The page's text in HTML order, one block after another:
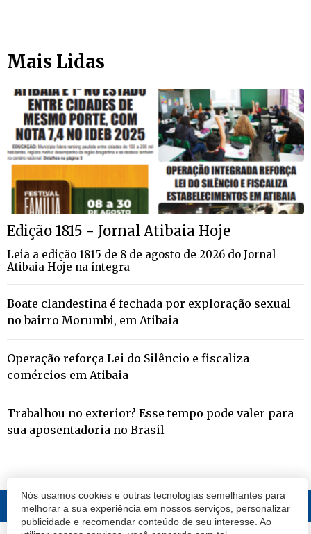
Nós usamos cookies e outras tecnologias semelhantes para
melhorar a sua experiência em nossos serviços, personalizar
publicidade e recomendar conteúdo de seu interesse. Ao
Mais Lidas
Edição 1815 - Jornal Atibaia Hoje
Leia a edição 1815 de 8 de agosto de 2026 do Jornal
Atibaia Hoje na íntegra
Boate clandestina é fechada por exploração sexual
no bairro Morumbi, em Atibaia
Operação reforça Lei do Silêncio e fiscaliza
comércios em Atibaia
Trabalhou no exterior? Esse tempo pode valer para
sua aposentadoria no Brasil